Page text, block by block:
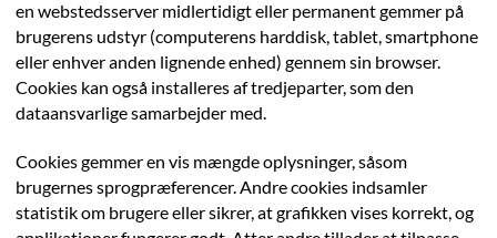
en webstedsserver midlertidigt eller permanent gemmer på
brugerens udstyr (computerens harddisk, tablet, smartphone
eller enhver anden lignende enhed) gennem sin browser.
Cookies kan også installeres af tredjeparter, som den
dataansvarlige samarbejder med.
Cookies gemmer en vis mængde oplysninger, såsom
brugernes sprogpræferencer. Andre cookies indsamler
statistik om brugere eller sikrer, at grafikken vises korrekt, og